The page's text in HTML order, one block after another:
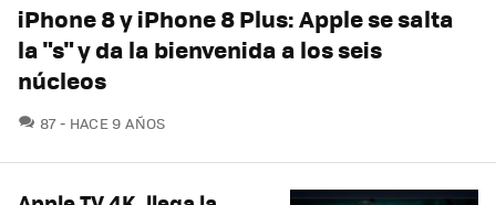
iPhone 8 y iPhone 8 Plus: Apple se salta
la "s" y da la bienvenida a los seis
núcleos
87COMENTARIOS
HACE 9 AÑOS